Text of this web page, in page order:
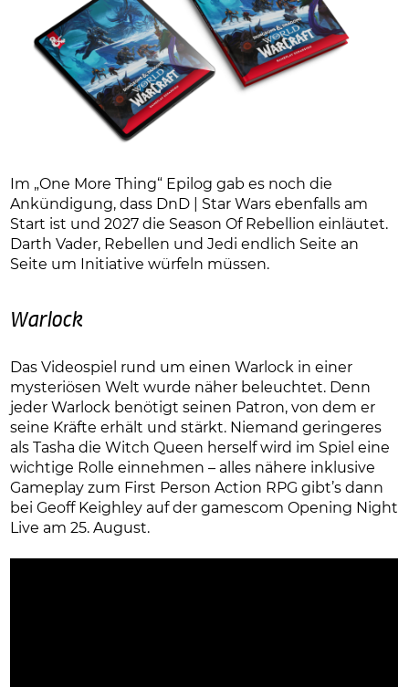
Im „One More Thing“ Epilog gab es noch die
Ankündigung, dass DnD | Star Wars ebenfalls am
Start ist und 2027 die Season Of Rebellion einläutet.
Darth Vader, Rebellen und Jedi endlich Seite an
Seite um Initiative würfeln müssen.
Warlock
Das Videospiel rund um einen Warlock in einer
mysteriösen Welt wurde näher beleuchtet. Denn
jeder Warlock benötigt seinen Patron, von dem er
seine Kräfte erhält und stärkt. Niemand geringeres
als Tasha die Witch Queen herself wird im Spiel eine
wichtige Rolle einnehmen – alles nähere inklusive
Gameplay zum First Person Action RPG gibt’s dann
bei Geoff Keighley auf der gamescom Opening Night
Live am 25. August.